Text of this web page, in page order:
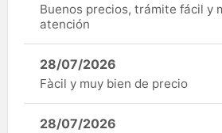
Buenos precios, trámite fácil y
atención
28/07/2026
Fàcil y muy bien de precio
28/07/2026